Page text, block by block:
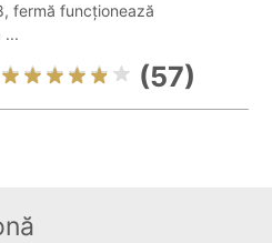
fermă funcționează
...
(57)